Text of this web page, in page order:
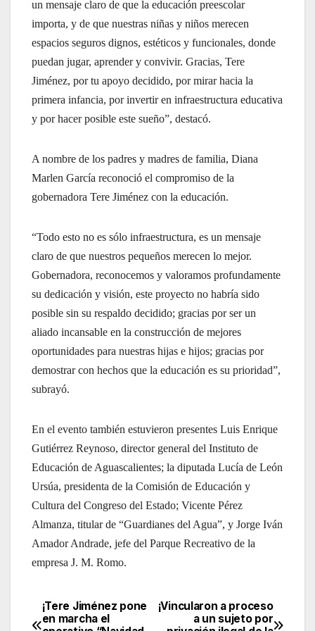
un mensaje claro de que la educación preescolar
importa, y de que nuestras niñas y niños merecen
espacios seguros dignos, estéticos y funcionales, donde
puedan jugar, aprender y convivir. Gracias, Tere
Jiménez, por tu apoyo decidido, por mirar hacia la
primera infancia, por invertir en infraestructura educativa
y por hacer posible este sueño”, destacó.
A nombre de los padres y madres de familia, Diana
Marlen García reconoció el compromiso de la
gobernadora Tere Jiménez con la educación.
“Todo esto no es sólo infraestructura, es un mensaje
claro de que nuestros pequeños merecen lo mejor.
Gobernadora, reconocemos y valoramos profundamente
su dedicación y visión, este proyecto no habría sido
posible sin su respaldo decidido; gracias por ser un
aliado incansable en la construcción de mejores
oportunidades para nuestras hijas e hijos; gracias por
demostrar con hechos que la educación es su prioridad”,
subrayó.
En el evento también estuvieron presentes Luis Enrique
Gutiérrez Reynoso, director general del Instituto de
Educación de Aguascalientes; la diputada Lucía de León
Ursúa, presidenta de la Comisión de Educación y
Cultura del Congreso del Estado; Vicente Pérez
Almanza, titular de “Guardianes del Agua”, y Jorge Iván
Amador Andrade, jefe del Parque Recreativo de la
empresa J. M. Romo.
Navegación
¡Vincularon a proceso
a un sujeto por
¡Tere Jiménez pone
en marcha el